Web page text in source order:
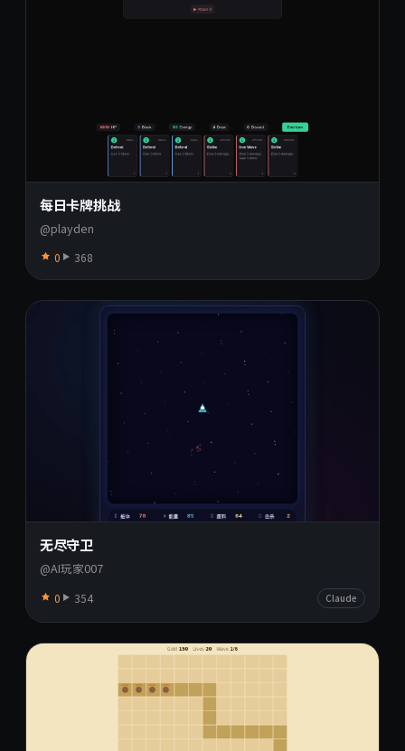
每日卡牌挑战
@playden
0 368
无尽守卫
@AI玩家007
0 354 Claude